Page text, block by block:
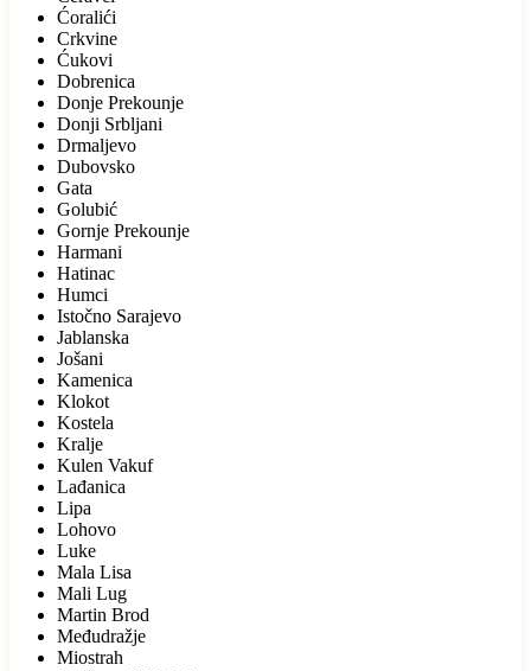
Ćoralići
Crkvine
Ćukovi
Dobrenica
Donje Prekounje
Donji Srbljani
Drmaljevo
Dubovsko
Gata
Golubić
Gornje Prekounje
Harmani
Hatinac
Humci
Istočno Sarajevo
Jablanska
Jošani
Kamenica
Klokot
Kostela
Kralje
Kulen Vakuf
Lađanica
Lipa
Lohovo
Luke
Mala Lisa
Mali Lug
Martin Brod
Međudražje
Miostrah